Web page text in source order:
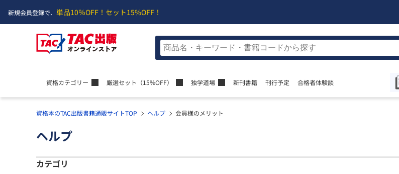
新規会員登録で、 単品10％OFF！ セット15%OFF！
資格カテゴリー 厳選セット （15%OFF） 独学道場 新刊書籍 刊行予定 合格者体験談
資格本のTAC出版書籍通販サイトTOP ヘルプ 会員様のメリット
ヘルプ
カテゴリ